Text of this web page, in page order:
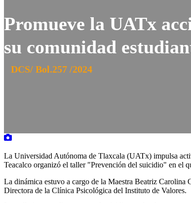
Promueve la UATx
su comunidad
DCS/ Bol.257 /2024
La Universidad Autónoma de Tlaxcala (UATx) impulsa
Teacalco organizó el taller "Prevención del suicidio" en el
La dinámica estuvo a cargo de la Maestra Beatriz
Directora de la Clínica Psicológica del Instituto de Valores.